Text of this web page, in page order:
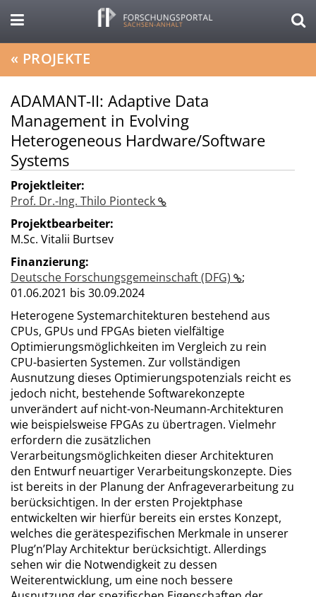
« PROJEKTE
ADAMANT-II: Adaptive Data
Management in Evolving
Heterogeneous Hardware/Software
Systems
Projektleiter:
Prof. Dr.-Ing. Thilo Pionteck
Projektbearbeiter:
M.Sc. Vitalii Burtsev
Finanzierung:
Deutsche Forschungsgemeinschaft (DFG)
;
01.06.2021 bis 30.09.2024
Heterogene Systemarchitekturen bestehend aus
CPUs, GPUs und FPGAs bieten vielfältige
Optimierungsmöglichkeiten im Vergleich zu rein
CPU-basierten Systemen. Zur vollständigen
Ausnutzung dieses Optimierungspotenzials reicht es
jedoch nicht, bestehende Softwarekonzepte
unverändert auf nicht-von-Neumann-Architekturen
wie beispielsweise FPGAs zu übertragen. Vielmehr
erfordern die zusätzlichen
Verarbeitungsmöglichkeiten dieser Architekturen
den Entwurf neuartiger Verarbeitungskonzepte. Dies
ist bereits in der Planung der Anfrageverarbeitung zu
berücksichtigen. In der ersten Projektphase
entwickelten wir hierfür bereits ein erstes Konzept,
welches die gerätespezifischen Merkmale in unserer
Plug’n’Play Architektur berücksichtigt. Allerdings
sehen wir die Notwendigkeit zu dessen
Weiterentwicklung, um eine noch bessere